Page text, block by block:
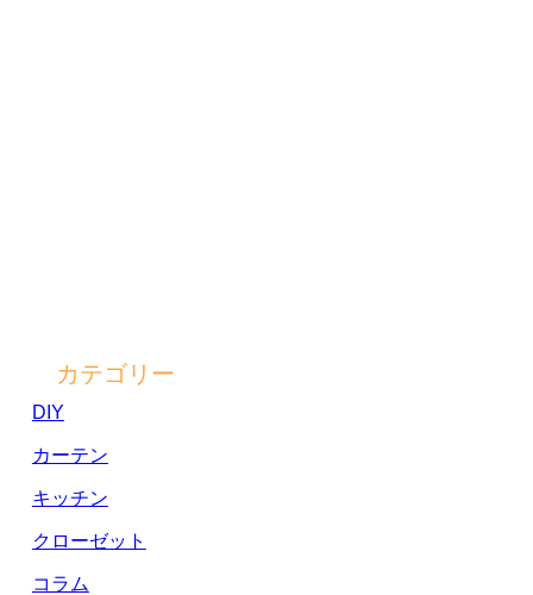
カテゴリー
DIY
カーテン
キッチン
クローゼット
コラム